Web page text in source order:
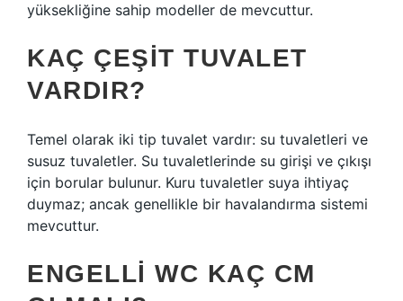
yüksekliğine sahip modeller de mevcuttur.
KAÇ ÇEŞIT TUVALET
VARDIR?
Temel olarak iki tip tuvalet vardır: su tuvaletleri ve
susuz tuvaletler. Su tuvaletlerinde su girişi ve çıkışı
için borular bulunur. Kuru tuvaletler suya ihtiyaç
duymaz; ancak genellikle bir havalandırma sistemi
mevcuttur.
ENGELLI WC KAÇ CM